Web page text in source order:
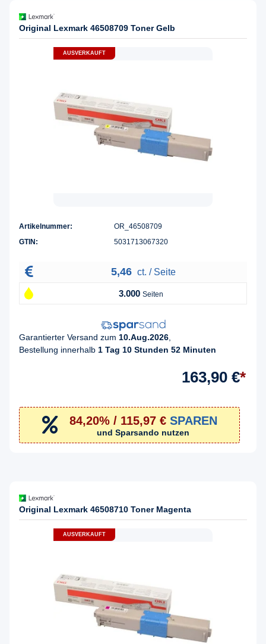
Original Lexmark 46508709 Toner Gelb
AUSVERKAUFT
Artikelnummer:
OR_46508709
GTIN:
5031713067320
5,46 ct. / Seite
3.000 Seiten
Garantierter Versand zum 10.Aug.2026
Bestellung innerhalb 1 Tag 10 Stunden 52 Minuten
163,90 €*
84,20% / 115,97 € SPAREN
und Sparsando nutzen
Original Lexmark 46508710 Toner Magenta
AUSVERKAUFT